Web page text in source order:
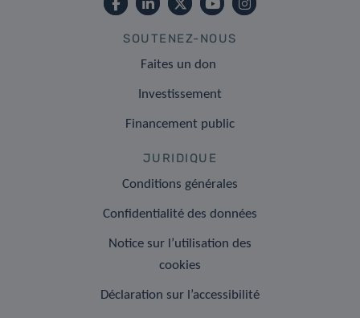
SOUTENEZ-NOUS
Faites un don
Investissement
Financement public
JURIDIQUE
Conditions générales
Confidentialité des données
Notice sur l’utilisation des
cookies
Déclaration sur l’accessibilité